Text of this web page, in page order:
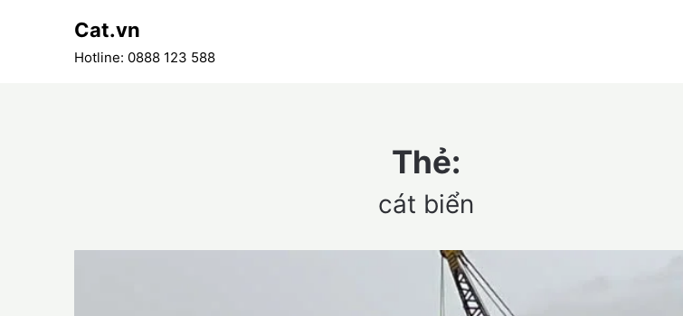
Cat.vn
Hotline: 0888 123 588
Thẻ:
cát biển